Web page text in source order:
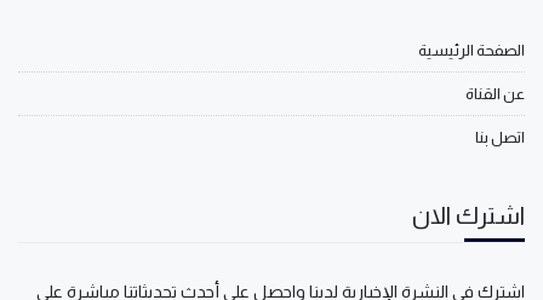
الصفحة الرئيسية
عن القناة
اتصل بنا
اشترك الان
اشترك في النشرة الإخبارية لدينا واحصل على أحدث تحديثاتنا مباشرة على